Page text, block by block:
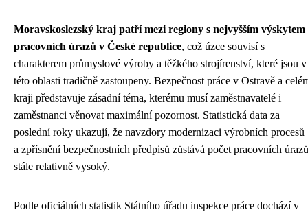
Moravskoslezský kraj patří mezi regiony s nejvyšším výskytem
pracovních úrazů v České republice, což úzce souvisí s
charakterem průmyslové výroby a těžkého strojírenství, které jsou v
této oblasti tradičně zastoupeny. Bezpečnost práce v Ostravě a
kraji představuje zásadní téma, kterému musí zaměstnavatelé i
zaměstnanci věnovat maximální pozornost. Statistická data za
poslední roky ukazují, že navzdory modernizaci výrobních procesů
a zpřísnění bezpečnostních předpisů zůstává počet pracovních úrazů
stále relativně vysoký.
Podle oficiálních statistik Státního úřadu inspekce práce dochází v